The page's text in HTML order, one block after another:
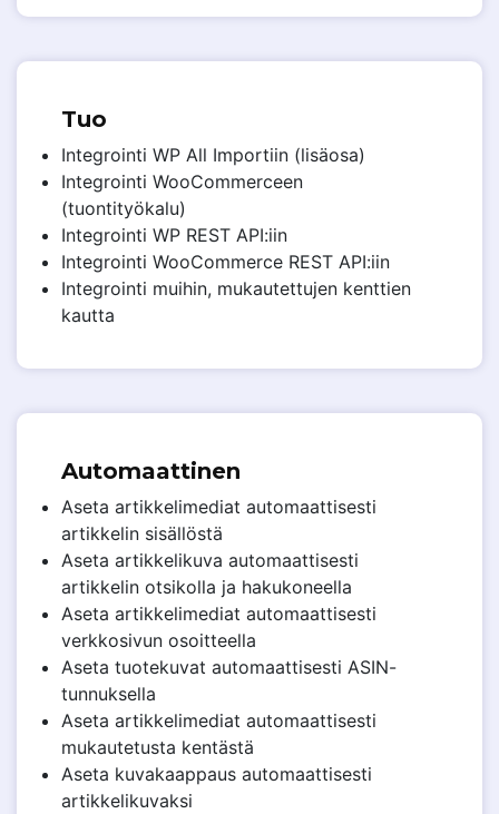
Tuo
Integrointi WP All Importiin (lisäosa)
Integrointi WooCommerceen
(tuontityökalu)
Integrointi WP REST API:iin
Integrointi WooCommerce REST API:iin
Integrointi muihin, mukautettujen kenttien
kautta
Automaattinen
Aseta artikkelimediat automaattisesti
artikkelin sisällöstä
Aseta artikkelikuva automaattisesti
artikkelin otsikolla ja hakukoneella
Aseta artikkelimediat automaattisesti
verkkosivun osoitteella
Aseta tuotekuvat automaattisesti ASIN-
tunnuksella
Aseta artikkelimediat automaattisesti
mukautetusta kentästä
Aseta kuvakaappaus automaattisesti
artikkelikuvaksi